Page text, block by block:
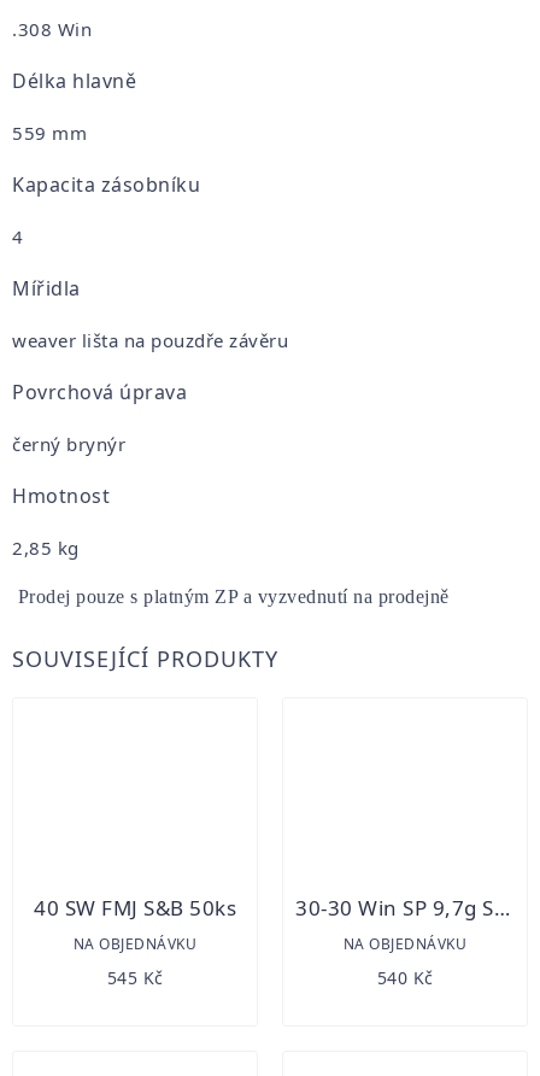
.308 Win
Délka hlavně
559 mm
Kapacita zásobníku
4
Mířidla
weaver lišta na pouzdře závěru
Povrchová úprava
černý brynýr
Hmotnost
2,85 kg
Prodej pouze s platným ZP a vyzvednutí na prodejně
SOUVISEJÍCÍ PRODUKTY
40 SW FMJ S&B 50ks
NA OBJEDNÁVKU
545 Kč
30-30 Win SP 9,7g S&B 20ks
NA OBJEDNÁVKU
540 Kč